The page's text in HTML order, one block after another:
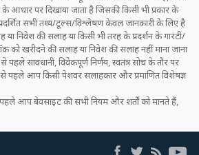
पर दिखाया जाता है जिसकी किसी भी प्रकार के
सभी तथ्य/टूल्स/विश्लेषण केवल जानकारी के लिए है
निवेश की सलाह या किसी भी तरह के प्रदर्शन के गारंटी/
को खरीदने की सलाह या निवेश की सलाह नहीं माना जाना
सावधानी, विवेकपूर्ण निर्णय, स्वतंत्र सोच के तौर पर
से पहले आप किसी पेशवर सलाहकार और प्रमाणित विशेषज्ञ
आप बेवसाइट की सभी नियम और शर्तों को मानते हैं,